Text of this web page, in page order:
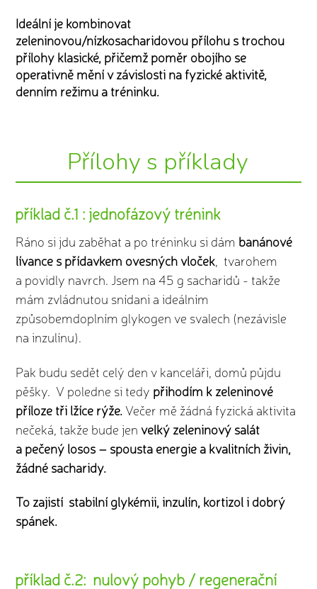
Ideální je kombinovat
zeleninovou/nízkosacharidovou přílohu s trochou
přílohy klasické, přičemž poměr obojího se
operativně mění v závislosti na fyzické aktivitě,
denním režimu a tréninku.
Přílohy s příklady
příklad č.1 : jednofázový trénink
Ráno si jdu zaběhat a po tréninku si dám banánové
lívance s přídavkem ovesných vloček , tvarohem
a povidly navrch. Jsem na 45 g sacharidů - takže
mám zvládnutou snídani a ideálním
způsobemdoplním glykogen ve svalech (nezávisle
na inzulínu).
Pak budu sedět celý den v kanceláři, domů půjdu
pěšky. V poledne si tedy přihodím k zeleninové
příloze tři lžíce rýže.Večer mě žádná fyzická aktivita
nečeká, takže bude jenvelký zeleninový salát
a pečený losos – spousta energie a kvalitních živin,
žádné sacharidy.
To zajistí stabilní glykémii, inzulín, kortizol i dobrý
spánek.
příklad č.2: nulový pohyb / regenerační